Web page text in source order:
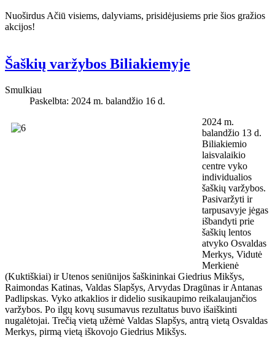
Nuoširdus Ačiū visiems, dalyviams, prisidėjusiems prie šios gražios
akcijos!
Šaškių varžybos Biliakiemyje
Smulkiau
Paskelbta: 2024 m. balandžio 16 d.
2024 m.
balandžio 13 d.
Biliakiemio
laisvalaikio
centre vyko
individualios
šaškių varžybos.
Pasivaržyti ir
tarpusavyje jėgas
išbandyti prie
šaškių lentos
atvyko Osvaldas
Merkys, Vidutė
Merkienė
(Kuktiškiai) ir Utenos seniūnijos šaškininkai Giedrius Mikšys,
Raimondas Katinas, Valdas Slapšys, Arvydas Dragūnas ir Antanas
Padlipskas. Vyko atkaklios ir didelio susikaupimo reikalaujančios
varžybos. Po ilgų kovų susumavus rezultatus buvo išaiškinti
nugalėtojai. Trečią vietą užėmė Valdas Slapšys, antrą vietą Osvaldas
Merkys, pirmą vietą iškovojo Giedrius Mikšys.